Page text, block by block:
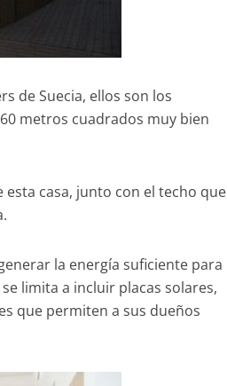
de Suecia, ellos son los
metros cuadrados muy bien
casa, junto con el techo que
la energía suficiente para
limita a incluir placas solares,
que permiten a sus dueños